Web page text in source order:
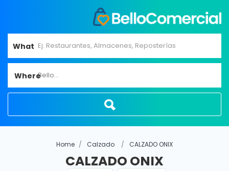
What
WhereBello...
Home Calzado CALZADO ONIX
CALZADO ONIX